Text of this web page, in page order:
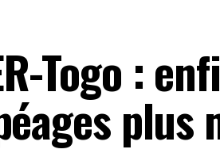
Togo :
plus